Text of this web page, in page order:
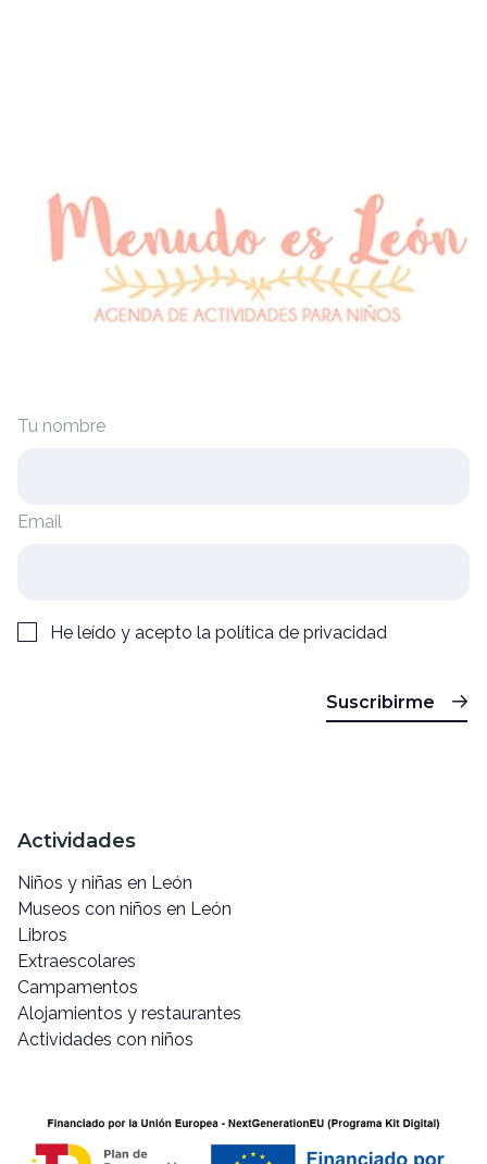
Tu nombre
Email
He leído y acepto la política de privacidad
Suscribirme
Actividades
Niños y niñas en León
Museos con niños en León
Libros
Extraescolares
Campamentos
Alojamientos y restaurantes
Actividades con niños